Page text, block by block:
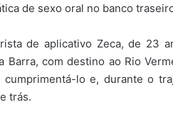
de sexo oral no banco
de aplicativo Zeca, de 23
com destino ao Rio
lo e, durante o
trás.